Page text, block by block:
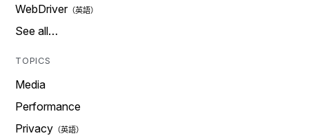
WebDriver
See all…
TOPICS
Media
Performance
Privacy